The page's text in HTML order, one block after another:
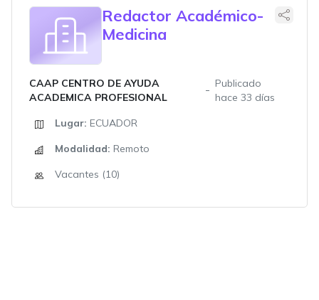
Redactor Académico-
Medicina
CAAP CENTRO DE AYUDA
ACADEMICA PROFESIONAL
Publicado
hace 33 días
Lugar: ECUADOR
Modalidad: Remoto
Vacantes (10)